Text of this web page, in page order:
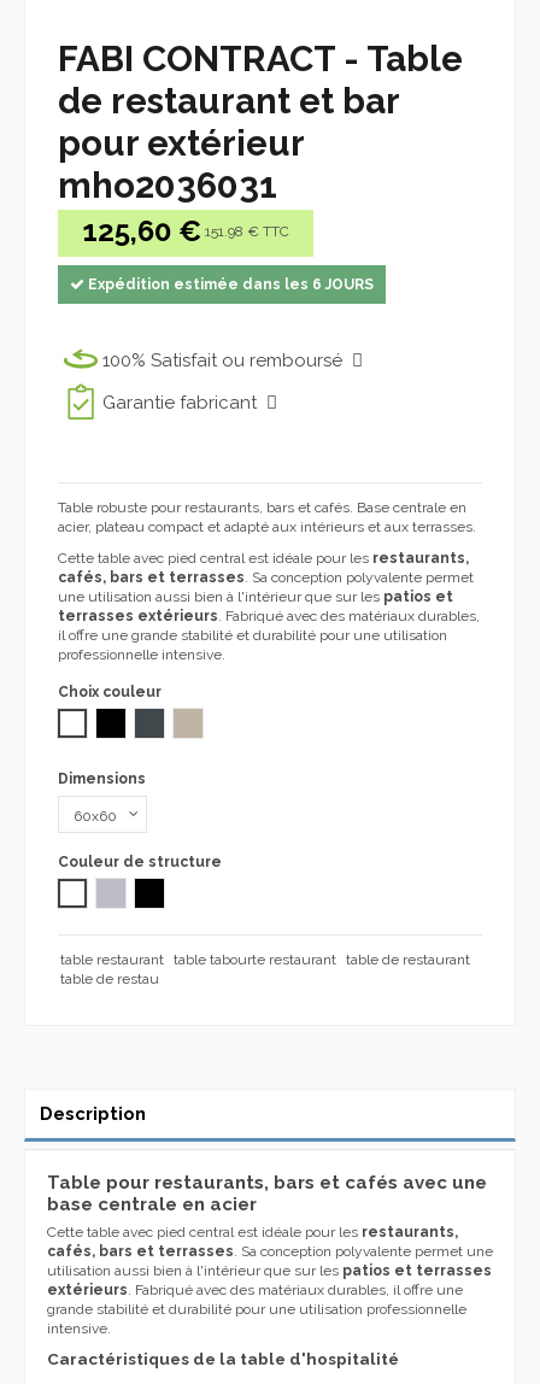
FABI CONTRACT - Table
de restaurant et bar
pour extérieur
mho2036031
125,60 € 151.98 € TTC
Expédition estimée dans les 6 JOURS
100% Satisfait ou remboursé
Garantie fabricant
Table robuste pour restaurants, bars et cafés. Base centrale en
acier, plateau compact et adapté aux intérieurs et aux terrasses.
Cette table avec pied central est idéale pour les restaurants,
cafés, bars et terrasses . Sa conception polyvalente permet
une utilisation aussi bien à l'intérieur que sur les patios et
terrasses extérieurs . Fabriqué avec des matériaux durables,
il offre une grande stabilité et durabilité pour une utilisation
professionnelle intensive.
Choix couleur
Dimensions
Couleur de structure
table restaurant table tabourte restaurant table de restaurant
table de restau
Description
Table pour restaurants, bars et cafés avec une
base centrale en acier
Cette table avec pied central est idéale pour les restaurants,
cafés, bars et terrasses. Sa conception polyvalente permet une
utilisation aussi bien à l'intérieur que sur les patios et terrasses
extérieurs. Fabriqué avec des matériaux durables, il offre une
grande stabilité et durabilité pour une utilisation professionnelle
intensive.
Caractéristiques de la table d'hospitalité